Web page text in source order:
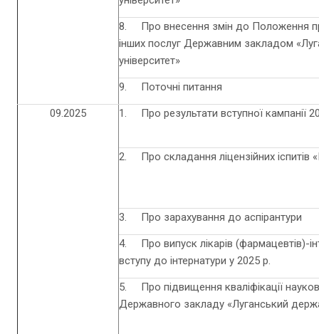
8. Про внесення змін до Положення
інших послуг Державним закладом
університет»
9. Поточні питання
09.2025 1. Про результати вступної кампанії
2. Про складання ліцензійних іспитів
3. Про зарахування до аспірантури
4. Про випуск лікарів (фармацевтів)-
вступу до інтернатури у 2025 р.
5. Про підвищення кваліфікації
Державного закладу «Луганський